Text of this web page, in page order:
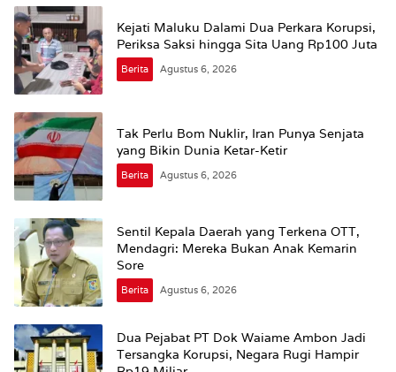
Kejati Maluku Dalami Dua Perkara Korupsi,
Periksa Saksi hingga Sita Uang Rp100 Juta
Berita Agustus 6, 2026
Tak Perlu Bom Nuklir, Iran Punya Senjata
yang Bikin Dunia Ketar-Ketir
Berita Agustus 6, 2026
Sentil Kepala Daerah yang Terkena OTT,
Mendagri: Mereka Bukan Anak Kemarin
Sore
Berita Agustus 6, 2026
Dua Pejabat PT Dok Waiame Ambon Jadi
Tersangka Korupsi, Negara Rugi Hampir